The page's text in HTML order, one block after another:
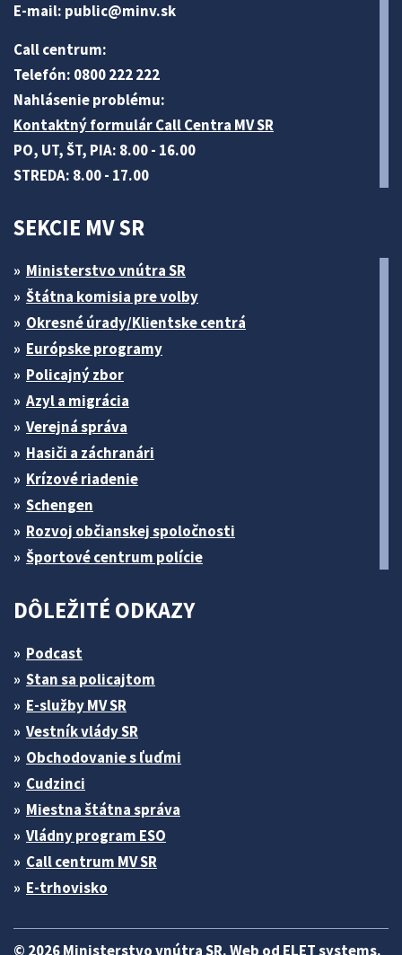
E-mail: public@minv.sk
Call centrum:
Telefón: 0800 222 222
Nahlásenie problému:
Kontaktný formulár Call Centra MV SR
PO, UT, ŠT, PIA: 8.00 - 16.00
STREDA: 8.00 - 17.00
SEKCIE MV SR
Ministerstvo vnútra SR
Štátna komisia pre volby
Okresné úrady/Klientske centrá
Európske programy
Policajný zbor
Azyl a migrácia
Verejná správa
Hasiči a záchranári
Krízové riadenie
Schengen
Rozvoj občianskej spoločnosti
Športové centrum polície
DÔLEŽITÉ ODKAZY
Podcast
Stan sa policajtom
E-služby MV SR
Vestník vlády SR
Obchodovanie s ľuďmi
Cudzinci
Miestna štátna správa
Vládny program ESO
Call centrum MV SR
E-trhovisko
© 2026 Ministerstvo vnútra SR. Web od ELET systems.